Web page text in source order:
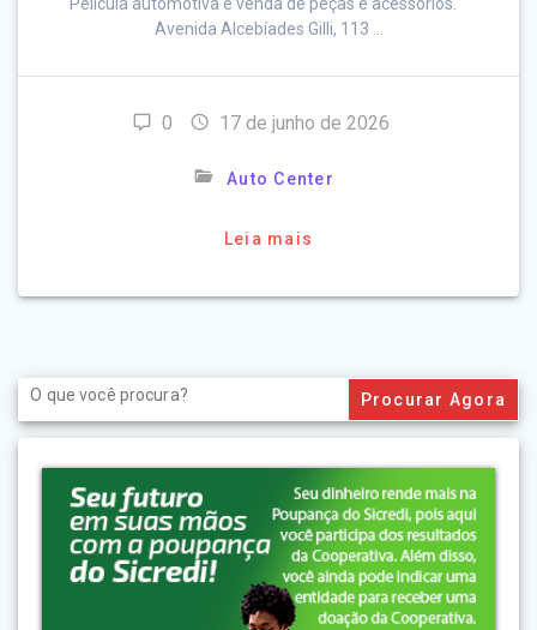
Avenida Alcebíades Gilli, 113 …
0 17 de junho de 2026
Auto Center
Leia mais
Search
for: